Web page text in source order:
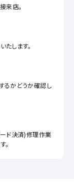
来店。
たします。
るかどうか確認し
ド決済)修理作業
。